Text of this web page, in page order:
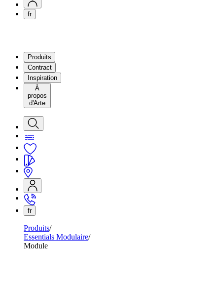
fr
Produits
Contract
Inspiration
À
propos
d'Arte
fr
Produits
Essentials Modulaire
Module